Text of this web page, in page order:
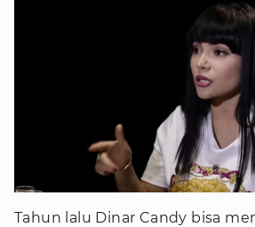
Tahun lalu Dinar Candy bisa